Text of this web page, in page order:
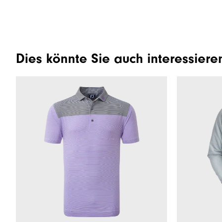
Dies könnte Sie auch